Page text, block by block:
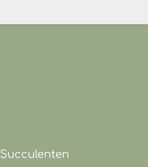
Succulenten